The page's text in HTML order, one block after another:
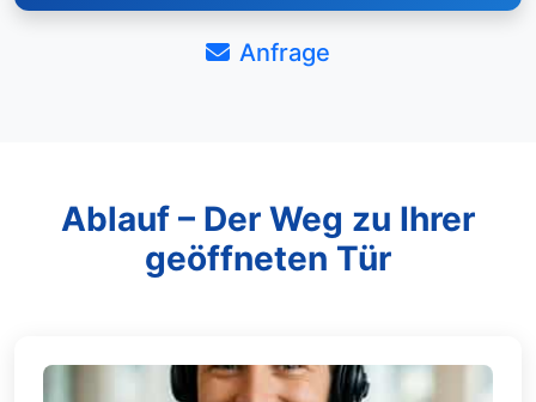
Anfrage
Ablauf – Der Weg zu Ihrer
geöffneten Tür